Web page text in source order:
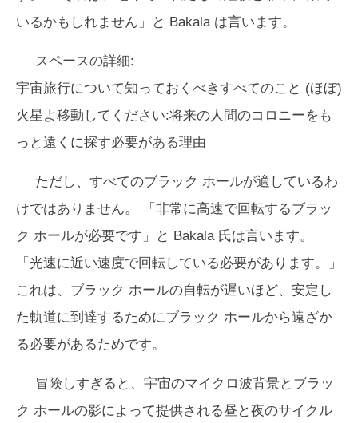
いるかもしれません」と Bakala は言います。
スペースの詳細:
宇宙旅行について知っておくべきすべてのこと (ほぼ)
火星よ移動してください:将来の人間のコロニーをも
っと遠くに探す必要がある理由
ただし、すべてのブラック ホールが適しているわ
けではありません。 「非常に高速で回転するブラッ
ク ホールが必要です」と Bakala 氏は言います。
「光速に近い速度で回転している必要があります。」
これは、ブラック ホールの自転が遅いほど、安定し
た軌道に到達するためにブラック ホールから遠ざか
る必要があるためです。
冒険しすぎると、宇宙のマイクロ波背景とブラッ
ク ホールの影によって提供される昼と夜のサイクル